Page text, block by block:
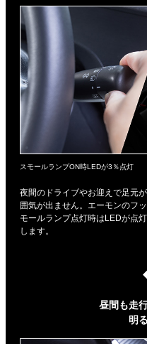
スモールランプON時LEDが3％点灯
夜間のドライブやお迎えで足元
囲気が出ません。エーモンのフ
モールランプ点灯時はLEDが点
します。
昼間も走
明